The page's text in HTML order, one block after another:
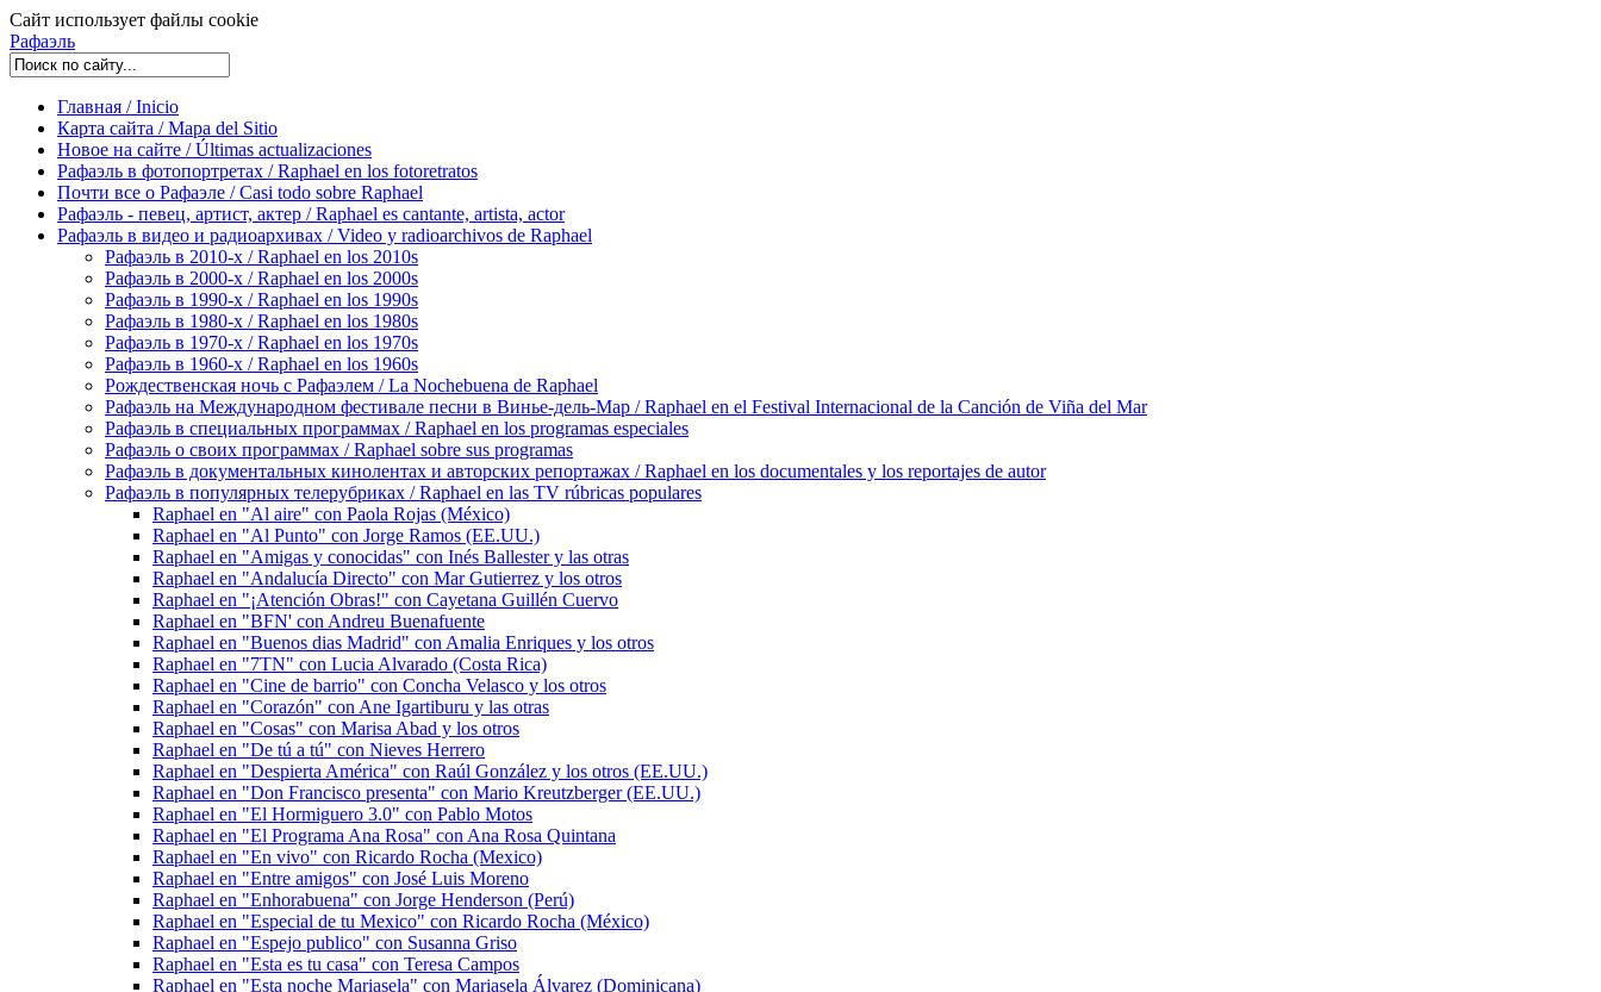
Сайт использует файлы cookie
Рафаэль
Главная / Inicio
Карта сайта / Mapa del Sitio
Новое на сайте / Últimas actualizaciones
Рафаэль в фотопортретах / Raphael en los fotoretratos
Почти все о Рафаэле / Casi todo sobre Raphael
Рафаэль - певец, артист, актер / Raphael es cantante, artista, actor
Рафаэль в видео и радиоархивах / Video y radioarchivos de Raphael
Рафаэль в 2010-х / Raphael en los 2010s
Рафаэль в 2000-х / Raphael en los 2000s
Рафаэль в 1990-х / Raphael en los 1990s
Рафаэль в 1980-х / Raphael en los 1980s
Рафаэль в 1970-х / Raphael en los 1970s
Рафаэль в 1960-х / Raphael en los 1960s
Рождественская ночь с Рафаэлем / La Nochebuena de Raphael
Рафаэль на Международном фестивале песни в Винье-дель-Мар / Raphael en el Festival Internacional de la Canción de Viña del Mar
Рафаэль в специальных программах / Raphael en los programas especiales
Рафаэль о своих программах / Raphael sobre sus programas
Рафаэль в документальных кинолентах и авторских репортажах / Raphael en los documentales y los reportajes de autor
Рафаэль в популярных телерубриках / Raphael en las TV rúbricas populares
Raphael en "Al aire" con Paola Rojas (México)
Raphael en "Al Punto" con Jorge Ramos (EE.UU.)
Raphael en "Amigas y conocidas" con Inés Ballester y las otras
Raphael en "Andalucía Directo" con Mar Gutierrez y los otros
Raphael en "¡Atención Obras!" con Cayetana Guillén Cuervo
Raphael en "BFN' con Andreu Buenafuente
Raphael en "Buenos dias Madrid" con Amalia Enriques y los otros
Raphael en "7TN" con Lucia Alvarado (Costa Rica)
Raphael en "Cine de barrio" con Concha Velasco y los otros
Raphael en "Corazón" con Ane Igartiburu y las otras
Raphael en "Cosas" con Marisa Abad y los otros
Raphael en "De tú a tú" con Nieves Herrero
Raphael en "Despierta América" con Raúl González y los otros (EE.UU.)
Raphael en "Don Francisco presenta" con Mario Kreutzberger (EE.UU.)
Raphael en "El Hormiguero 3.0" con Pablo Motos
Raphael en "El Programa Ana Rosa" con Ana Rosa Quintana
Raphael en "En vivo" con Ricardo Rocha (Mexico)
Raphael en "Entre amigos" con José Luis Moreno
Raphael en "Enhorabuena" con Jorge Henderson (Perú)
Raphael en "Especial de tu Mexico" con Ricardo Rocha (México)
Raphael en "Espejo publico" con Susanna Griso
Raphael en "Esta es tu casa" con Teresa Campos
Raphael en "Esta noche Mariasela" con Mariasela Álvarez (Dominicana)